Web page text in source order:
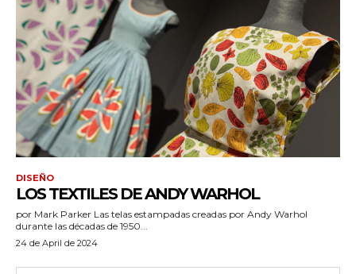
DISEÑO
LOS TEXTILES DE ANDY WARHOL
por Mark Parker Las telas estampadas creadas por Andy Warhol
durante las décadas de 1950...
24 de April de 2024